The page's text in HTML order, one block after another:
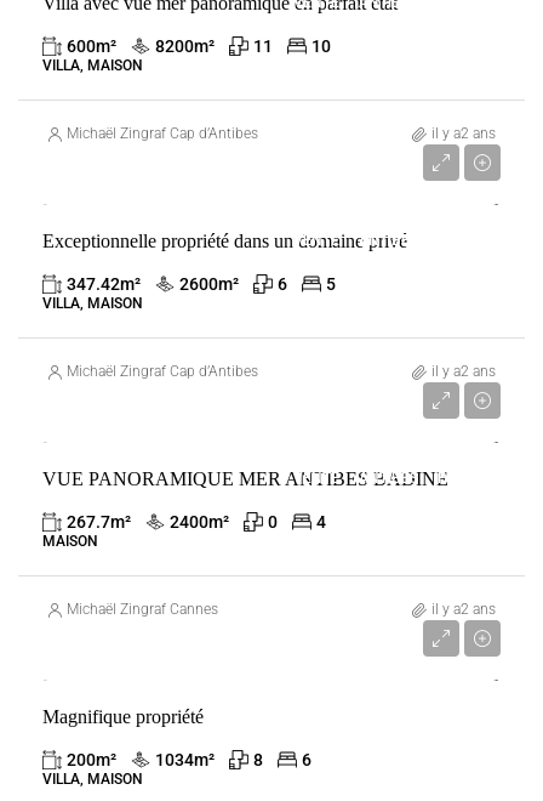
600m² 8200m² 11 10
VILLA, MAISON
Michaël Zingraf Cap d’Antibes il y a2 ans
VENTE ANTIBES
Exceptionnelle propriété dans un domaine privé
347.42m² 2600m² 6 5
VILLA, MAISON
Michaël Zingraf Cap d’Antibes il y a2 ans
VENTE ANTIBES FRANCE
VUE PANORAMIQUE MER ANTIBES BADINE
267.7m² 2400m² 0 4
MAISON
Michaël Zingraf Cannes il y a2 ans
Magnifique propriété
200m² 1034m² 8 6
VILLA, MAISON